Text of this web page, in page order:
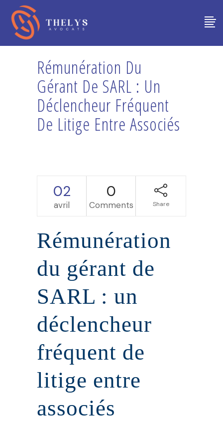
Rémunération Du
Gérant De SARL : Un
Déclencheur Fréquent
De Litige Entre Associés
02
avril
0
Comments Share
Rémunération
du gérant de
SARL : un
déclencheur
fréquent de
litige entre
associés